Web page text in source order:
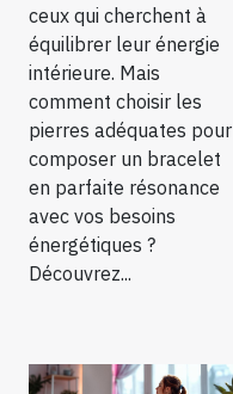
ceux qui cherchent à
équilibrer leur énergie
intérieure. Mais
comment choisir les
pierres adéquates pour
composer un bracelet
en parfaite résonance
avec vos besoins
énergétiques ?
Découvrez...